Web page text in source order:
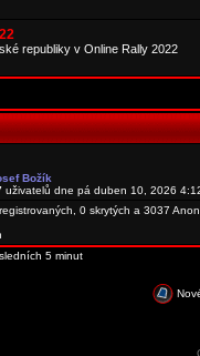
republiky v Online Rally 2022
Božík
uživatelů dne pá duben 10, 2026
0 skrytých a 3037
5 minut